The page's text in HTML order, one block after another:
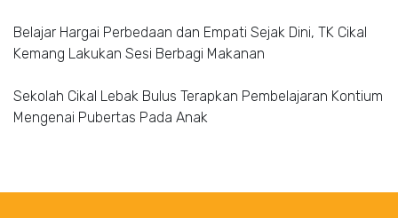
Belajar Hargai Perbedaan dan Empati Sejak Dini, TK Cikal
Kemang Lakukan Sesi Berbagi Makanan
Sekolah Cikal Lebak Bulus Terapkan Pembelajaran Kontium
Mengenai Pubertas Pada Anak